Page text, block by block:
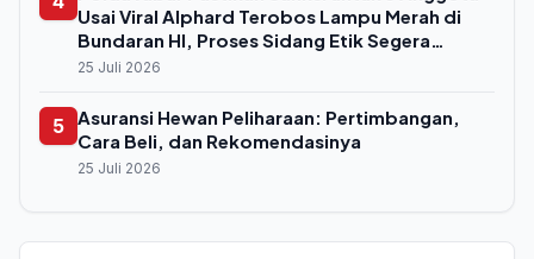
Usai Viral Alphard Terobos Lampu Merah di
Bundaran HI, Proses Sidang Etik Segera
Digelar
25 Juli 2026
5 Asuransi Hewan Peliharaan: Pertimbangan,
Cara Beli, dan Rekomendasinya
25 Juli 2026